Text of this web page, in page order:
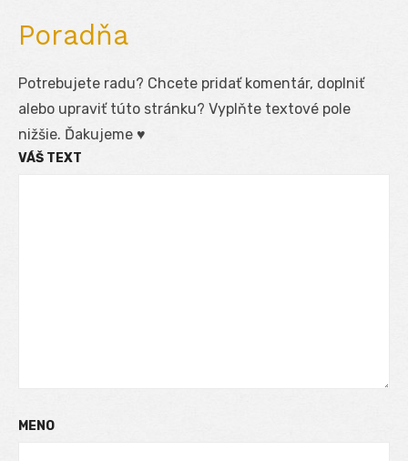
Poradňa
Potrebujete radu? Chcete pridať komentár, doplniť
alebo upraviť túto stránku? Vyplňte textové pole
nižšie. Ďakujeme ♥
VÁŠ TEXT
MENO